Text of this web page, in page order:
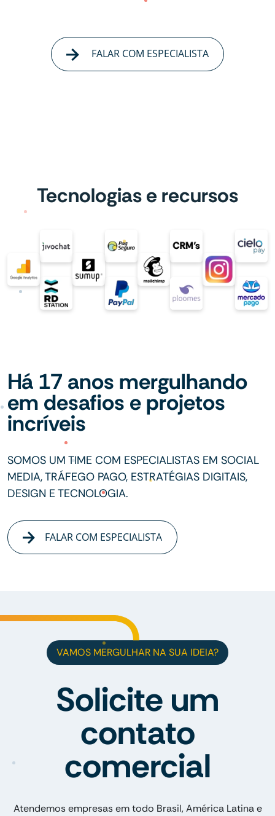
FALAR COM ESPECIALISTA
Tecnologias e recursos
Há 17 anos mergulhando
em desafios e projetos
incríveis
SOMOS UM TIME COM ESPECIALISTAS EM SOCIAL
MEDIA, TRÁFEGO PAGO, ESTRATÉGIAS DIGITAIS,
DESIGN E TECNOLOGIA.
FALAR COM ESPECIALISTA
VAMOS MERGULHAR NA SUA IDEIA?
Solicite um
contato
comercial
Atendemos empresas em todo Brasil, América Latina e